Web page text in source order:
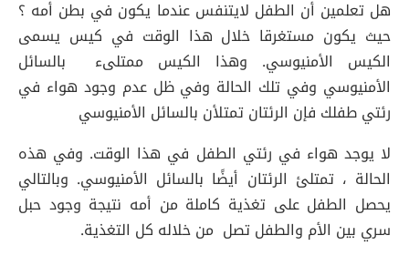
هل تعلمين أن الطفل لايتنفس عندما يكون في بطن أمه ؟
حيث يكون مستغرقا خلال هذا الوقت في كيس يسمى
الكيس الأمنيوسي. وهذا الكيس ممتلىء بالسائل
الأمنيوسي وفي تلك الحالة وفي ظل عدم وجود هواء في
رئتي طفلك فإن الرئتان تمتلأن بالسائل الأمنيوسي
لا يوجد هواء في رئتي الطفل في هذا الوقت. وفي هذه
الحالة ، تمتلئ الرئتان أيضًا بالسائل الأمنيوسي. وبالتالي
يحصل الطفل على تغذية كاملة من أمه نتيجة وجود حبل
سري بين الأم والطفل تصل من خلاله كل التغذية.